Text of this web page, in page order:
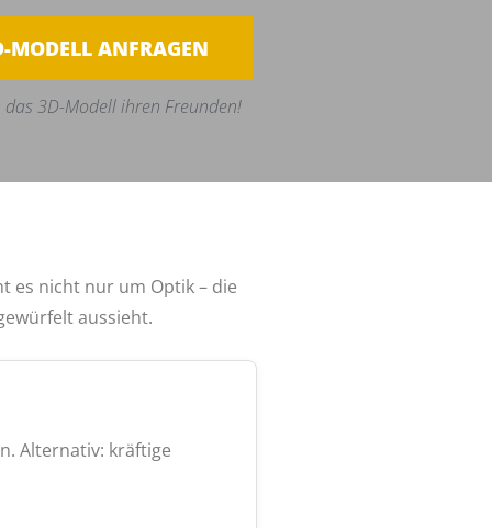
MODELL ANFRAGEN
3D-Modell ihren Freunden!
es nicht nur um Optik – die
aussieht.
Alternativ: kräftige